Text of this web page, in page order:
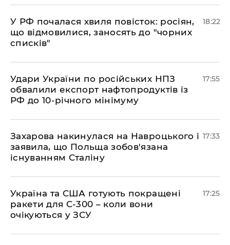
​У РФ почалася хвиля повісток: росіян,
що відмовилися, заносять до "чорних
списків"
18:22
​Удари України по російських НПЗ
обвалили експорт нафтопродуктів із
РФ до 10-річного мінімуму
17:55
​Захарова накинулася на Навроцького і
заявила, що Польща зобов'язана
існуванням Сталіну
17:33
​Україна та США готують покращені
ракети для С-300 – коли вони
очікуються у ЗСУ
17:25